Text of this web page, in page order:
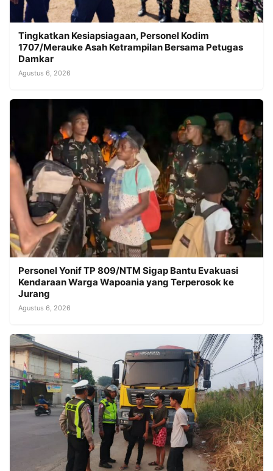
Tingkatkan Kesiapsiagaan, Personel Kodim
1707/Merauke Asah Ketrampilan Bersama Petugas
Damkar
Agustus 6, 2026
Personel Yonif TP 809/NTM Sigap Bantu Evakuasi
Kendaraan Warga Wapoania yang Terperosok ke
Jurang
Agustus 6, 2026